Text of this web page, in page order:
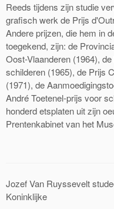
Reeds tijdens zijn studie
grafisch werk de Prijs
Andere prijzen, die hem in
toegekend, zijn: de
Oost-Vlaanderen (1964),
schilderen (1965), de Prijs
(1971), de
André Toetenel-prijs voor
honderd etsplaten uit zijn
Prentenkabinet van het
Jozef Van Ruyssevelt
Koninklijke